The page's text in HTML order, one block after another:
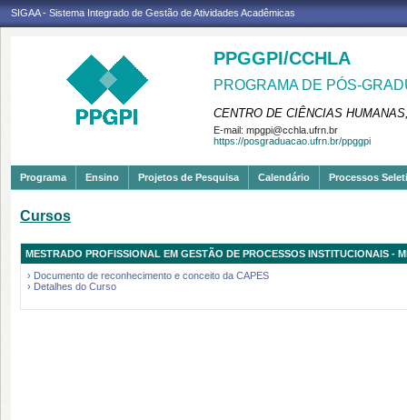
SIGAA - Sistema Integrado de Gestão de Atividades Acadêmicas
PPGGPI/CCHLA
PROGRAMA DE PÓS-
CENTRO DE CIÊNCIAS
E-mail: mpgpi@cchla.ufrn.br
https://posgraduacao.ufrn.br/ppggpi
Programa Ensino Projetos de Pesquisa Calendário Processos
Cursos
MESTRADO PROFISSIONAL EM GESTÃO DE PROCESSOS INSTITUCIONAIS -
› Documento de reconhecimento e conceito da CAPES
› Detalhes do Curso